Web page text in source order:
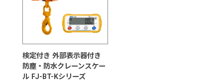
検定付き 外部表示器付き
防塵・防水クレーンスケー
ル FJ-BT-Kシリーズ